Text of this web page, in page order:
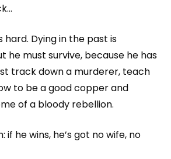
hard. Dying in the past is
he must survive, because he has
track down a murderer, teach
to be a good copper and
of a bloody rebellion.
if he wins, he’s got no wife, no